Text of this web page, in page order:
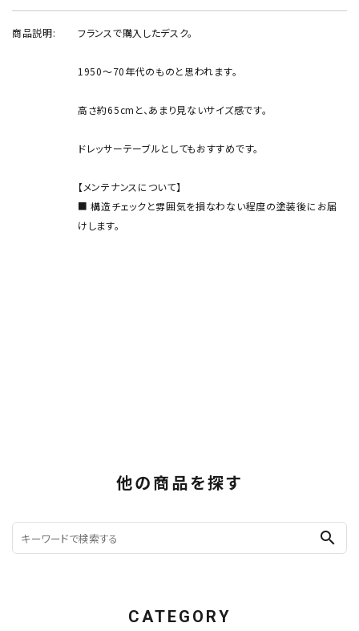
商品説明: フランスで購入したデスク。
1950～70年代のものと思われます。
高さ約65cmと、あまり見ないサイズ感です。
ドレッサーテーブルとしてもおすすめです。
【メンテナンスについて】
■ 構造チェックと雰囲気を損なわない程度の塗装後にお届
けします。
他の商品を探す
search
CATEGORY